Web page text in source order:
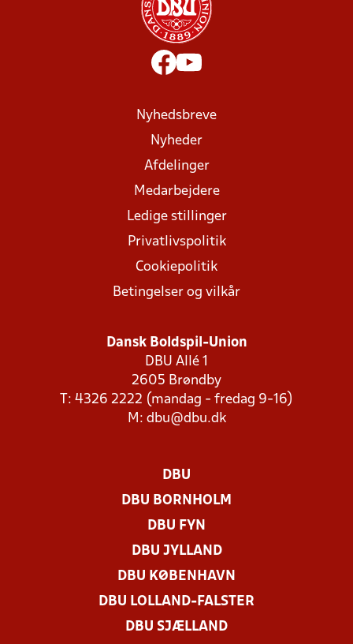
Nyhedsbreve
Nyheder
Afdelinger
Medarbejdere
Ledige stillinger
Privatlivspolitik
Cookiepolitik
Betingelser og vilkår
Dansk Boldspil-Union
DBU Allé 1
2605 Brøndby
T: 4326 2222 (mandag - fredag 9-16)
M: dbu@dbu.dk
DBU
DBU BORNHOLM
DBU FYN
DBU JYLLAND
DBU KØBENHAVN
DBU LOLLAND-FALSTER
DBU SJÆLLAND